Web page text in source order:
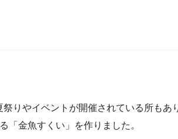
りやイベントが開催されている所もあ
「金魚すくい」を作りました。